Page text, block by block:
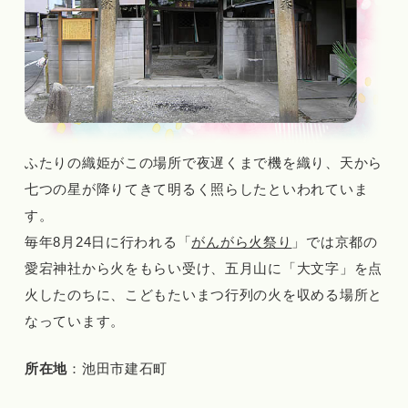
ふたりの織姫がこの場所で夜遅くまで機を織り、天から
七つの星が降りてきて明るく照らしたといわれていま
す。
毎年8月24日に行われる「 がんがら火祭り 」では京都の
愛宕神社から火をもらい受け、五月山に「大文字」を点
火したのちに、こどもたいまつ行列の火を収める場所と
なっています。
所在地 ：池田市建石町